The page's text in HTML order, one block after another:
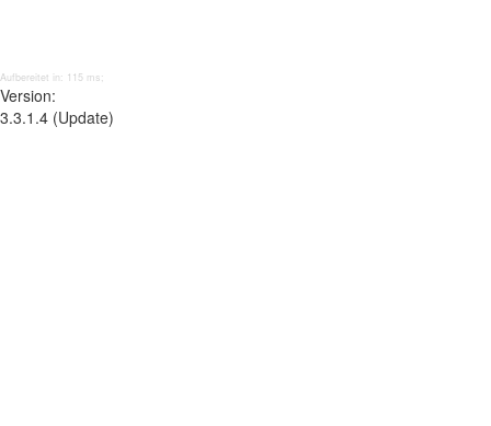
Aufbereitet in: 115 ms;
Version:
3.3.1.4 (Update)